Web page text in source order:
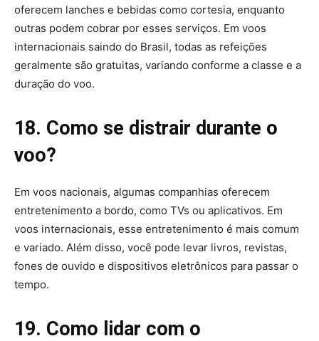
oferecem lanches e bebidas como cortesia, enquanto
outras podem cobrar por esses serviços. Em voos
internacionais saindo do Brasil, todas as refeições
geralmente são gratuitas, variando conforme a classe e a
duração do voo.
18. Como se distrair durante o
voo?
Em voos nacionais, algumas companhias oferecem
entretenimento a bordo, como TVs ou aplicativos. Em
voos internacionais, esse entretenimento é mais comum
e variado. Além disso, você pode levar livros, revistas,
fones de ouvido e dispositivos eletrônicos para passar o
tempo.
19. Como lidar com o